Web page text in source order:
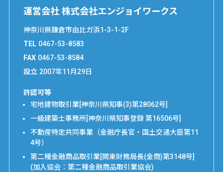
運営会社 株式会社エンジョイワークス
神奈川県鎌倉市由比ガ浜1-3-1-2F
TEL 0467-53-8583
FAX 0467-53-8584
設立 2007年11月29日
許認可等
宅地建物取引業[神奈川県知事(3)第28062号]
一級建築士事務所[神奈川県知事登録 第16506号]
不動産特定共同事業（金融庁長官・国土交通大臣第11
4号）
第二種金融商品取引業[関東財務局長(金商)第3148号]
(加入協会：第二種金融商品取引業協会)